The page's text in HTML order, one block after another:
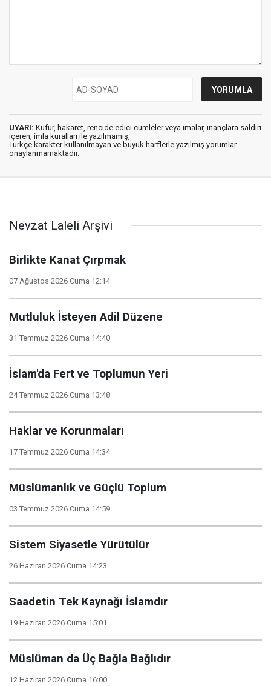
UYARI: Küfür, hakaret, rencide edici cümleler veya imalar, inançlara saldırı
içeren, imla kuralları ile yazılmamış,
Türkçe karakter kullanılmayan ve büyük harflerle yazılmış yorumlar
onaylanmamaktadır.
Nevzat Laleli Arşivi
Birlikte Kanat Çırpmak
07 Ağustos 2026 Cuma 12:14
Mutluluk İsteyen Adil Düzene
31 Temmuz 2026 Cuma 14:40
İslam'da Fert ve Toplumun Yeri
24 Temmuz 2026 Cuma 13:48
Haklar ve Korunmaları
17 Temmuz 2026 Cuma 14:34
Müslümanlık ve Güçlü Toplum
03 Temmuz 2026 Cuma 14:59
Sistem Siyasetle Yürütülür
26 Haziran 2026 Cuma 14:23
Saadetin Tek Kaynağı İslamdır
19 Haziran 2026 Cuma 15:01
Müslüman da Üç Bağla Bağlıdır
12 Haziran 2026 Cuma 16:00